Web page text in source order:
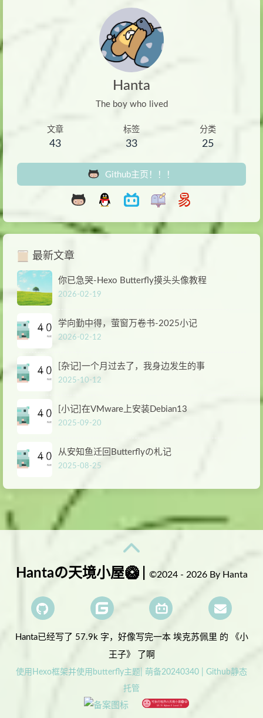
Hanta
The boy who lived
文章
43
标签
33
分类
25
Github主页！！！
最新文章
你已急哭-Hexo Butterfly摸头头像教程
2026-02-19
学向勤中得，萤窗万卷书-2025小记
2026-02-12
[杂记]一个月过去了，我身边发生的事
2025-10-12
[小记]在VMware上安装Debian13
2025-09-20
从安知鱼迁回Butterflyの札记
2025-08-25
Hantaの天境小屋🥝 | ©2024 - 2026 By Hanta
Hanta已经写了 57.9k 字， 好像写完一本 埃克苏佩里 的 《小
王子》 了啊
使用Hexo框架并使用butterfly主题| 萌备20240340 | Github静态
托管